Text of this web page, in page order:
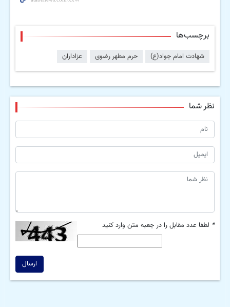
برچسب‌ها
شهادت امام جواد(ع) حرم مطهر رضوی عزاداران
نظر شما
* لطفا عدد مقابل را در جعبه متن وارد کنید
ارسال